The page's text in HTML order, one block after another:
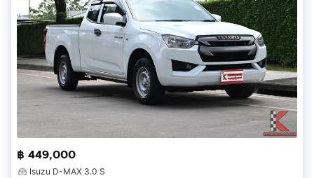
฿ 449,000
Isuzu D-MAX 3.0 S